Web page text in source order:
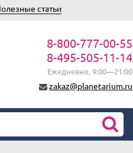
статьи
8-800-777-00-55
8-495-505-11-14
Ежедневно, 9:00—21:00
zakaz@planetarium.ru